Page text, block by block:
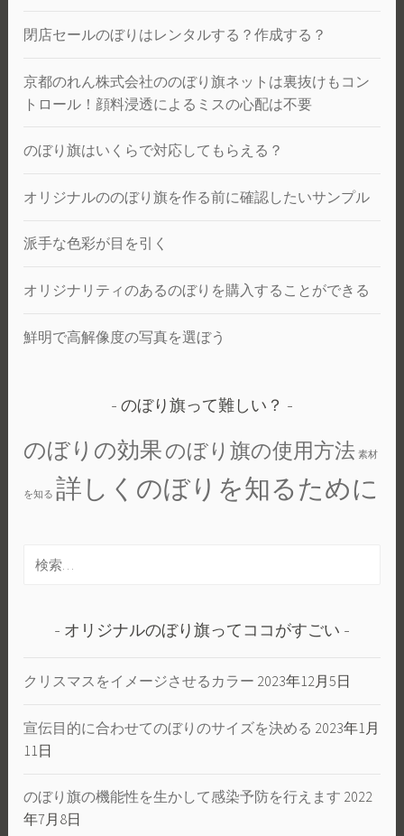
閉店セールのぼりはレンタルする？作成する？
京都のれん株式会社ののぼり旗ネットは裏抜けもコン
トロール！顔料浸透によるミスの心配は不要
のぼり旗はいくらで対応してもらえる？
オリジナルののぼり旗を作る前に確認したいサンプル
派手な色彩が目を引く
オリジナリティのあるのぼりを購入することができる
鮮明で高解像度の写真を選ぼう
のぼり旗って難しい？
のぼりの効果のぼり旗の使用方法 素材
を知る 詳しくのぼりを知るために
索:
オリジナルのぼり旗ってココがすごい
クリスマスをイメージさせるカラー 2023年12月5日
宣伝目的に合わせてのぼりのサイズを決める 2023年1月
11日
のぼり旗の機能性を生かして感染予防を行えます 2022
年7月8日